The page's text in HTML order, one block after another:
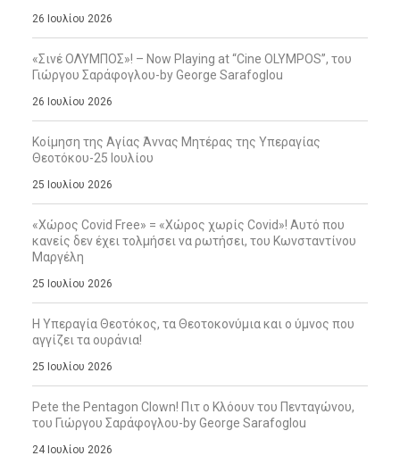
26 Ιουλίου 2026
«Σινέ ΟΛΥΜΠΟΣ»! – Now Playing at “Cine OLYMPOS”, του
Γιώργου Σαράφογλου-by George Sarafoglou
26 Ιουλίου 2026
Κοίμηση της Αγίας Άννας Μητέρας της Υπεραγίας
Θεοτόκου-25 Ιουλίου
25 Ιουλίου 2026
«Χώρος Covid Free» = «Χώρος χωρίς Covid»! Αυτό που
κανείς δεν έχει τολμήσει να ρωτήσει, του Κωνσταντίνου
Μαργέλη
25 Ιουλίου 2026
Η Υπεραγία Θεοτόκος, τα Θεοτοκονύμια και ο ύμνος που
αγγίζει τα ουράνια!
25 Ιουλίου 2026
Pete the Pentagon Clown! Πιτ ο Κλόουν του Πενταγώνου,
του Γιώργου Σαράφογλου-by George Sarafoglou
24 Ιουλίου 2026